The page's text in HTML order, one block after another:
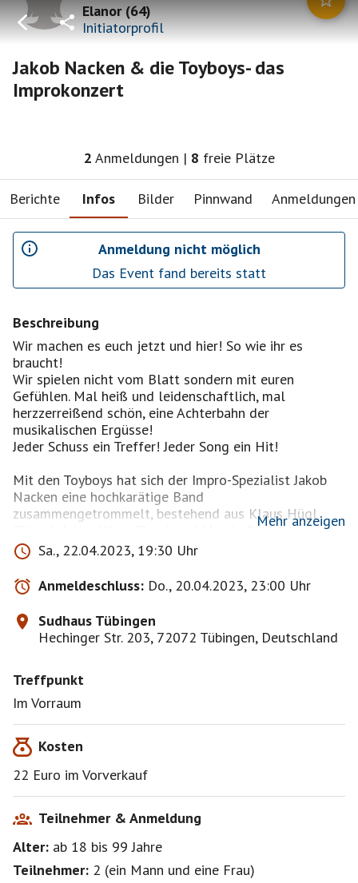
Elanor(64)
Initiatorprofil
Jakob Nacken & die Toyboys- das
Improkonzert
2 Anmeldungen | 8 freie Plätze
Berichte Infos Bilder Pinnwand Anmeldungen
Anmeldung nicht möglich
Das Event fand bereits statt
Beschreibung
Wir machen es euch jetzt und hier! So wie ihr es
braucht!
Wir spielen nicht vom Blatt sondern mit euren
Gefühlen. Mal heiß und leidenschaftlich, mal
herzzerreißend schön, eine Achterbahn der
musikalischen Ergüsse!
Jeder Schuss ein Treffer! Jeder Song ein Hit!
Mit den Toyboys hat sich der Impro-Spezialist Jakob
Nacken eine hochkarätige Band
zusammengetrommelt, bestehend aus Klaus Hügl
(Piano), Julian Wart (Bass) und Martin Buck
(Schlagzeug). Gemeinsam machen sie das Unmögliche
möglich und spielen ein ganzes Konzert ohne vorher
einen einzigen der Songs zu kennen. Denn die Lieder
entstehen interaktiv aus dem Moment heraus und
werden speziell auf die Wünsche und Bedürfnisse des
Publikums zugeschnitten.
Jeder Song ist einmalig. Alles ist live improvisiert!
JEDER besorgt seine Karten selbst !! Bitte rechtzeitig
kaufen, da das Konzert schnell ausverkauft ist ! Der
Mehr anzeigen
Sa., 22.04.2023, 19:30 Uhr
Anmeldeschluss: Do., 20.04.2023, 23:00 Uhr
Sudhaus Tübingen
Hechinger Str. 203, 72072 Tübingen, Deutschland
Treffpunkt
Im Vorraum
Kosten
22 Euro im Vorverkauf
Teilnehmer & Anmeldung
Alter: ab 18 bis 99Jahre
Teilnehmer: 2 (ein Mann und eine Frau)